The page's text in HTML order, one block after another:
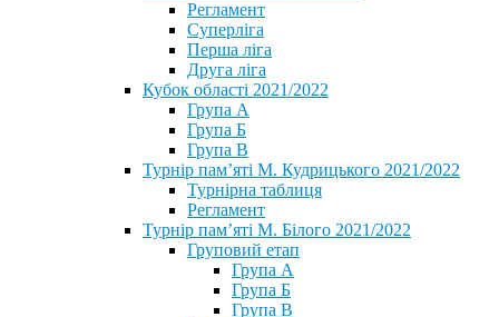
Регламент
Суперліга
Перша ліга
Друга ліга
Кубок області 2021/2022
Група А
Група Б
Група В
Турнір пам’яті М. Кудрицького 2021/2022
Турнірна таблиця
Регламент
Турнір пам’яті М. Білого 2021/2022
Груповий етап
Група А
Група Б
Група В